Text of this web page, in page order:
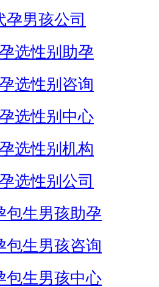
孕男孩公司
选性别助孕
选性别咨询
选性别中心
选性别机构
选性别公司
包生男孩助孕
包生男孩咨询
包生男孩中心